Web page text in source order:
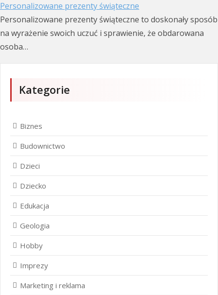
Personalizowane prezenty świąteczne
Personalizowane prezenty świąteczne to doskonały sposób
na wyrażenie swoich uczuć i sprawienie, że obdarowana
osoba…
Kategorie
Biznes
Budownictwo
Dzieci
Dziecko
Edukacja
Geologia
Hobby
Imprezy
Marketing i reklama